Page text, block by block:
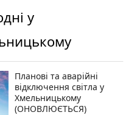
у
Планові та аварійні
відключення світла у
Хмельницькому
(ОНОВЛЮЄТЬСЯ)